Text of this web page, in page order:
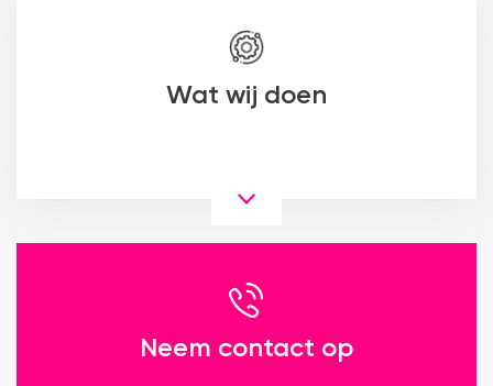
Wat wij doen
Neem contact op